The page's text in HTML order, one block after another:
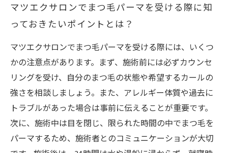
マツエクサロンでまつ毛パーマを受ける際に知
っておきたいポイントとは？
マツエクサロンでまつ毛パーマを受ける際には、いくつ
かの注意点があります。まず、施術前には必ずカウンセ
リングを受け、自分のまつ毛の状態や希望するカールの
強さを相談しましょう。また、アレルギー体質や過去に
トラブルがあった場合は事前に伝えることが重要です。
次に、施術中は目を閉じ、限られた時間の中でまつ毛を
パーマするため、施術者とのコミュニケーションが大切